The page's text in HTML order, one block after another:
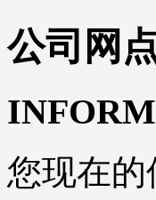
公司网
您现在的